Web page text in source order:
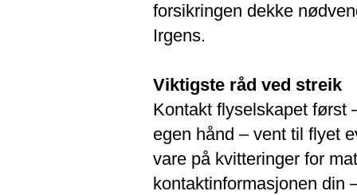
forsikringen dekke
Irgens.
Viktigste råd ved streik
Kontakt flyselskapet først
egen hånd – vent til flyet
vare på kvitteringer for
kontaktinformasjonen din